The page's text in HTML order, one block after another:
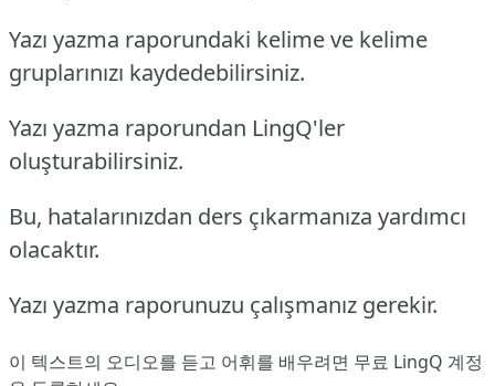
Yazı yazma raporundaki kelime ve kelime
gruplarınızı kaydedebilirsiniz.
Yazı yazma raporundan LingQ'ler
oluşturabilirsiniz.
Bu, hatalarınızdan ders çıkarmanıza yardımcı
olacaktır.
Yazı yazma raporunuzu çalışmanız gerekir.
이 텍스트의 오디오를 듣고 어휘를 배우려면 무료 LingQ 계정